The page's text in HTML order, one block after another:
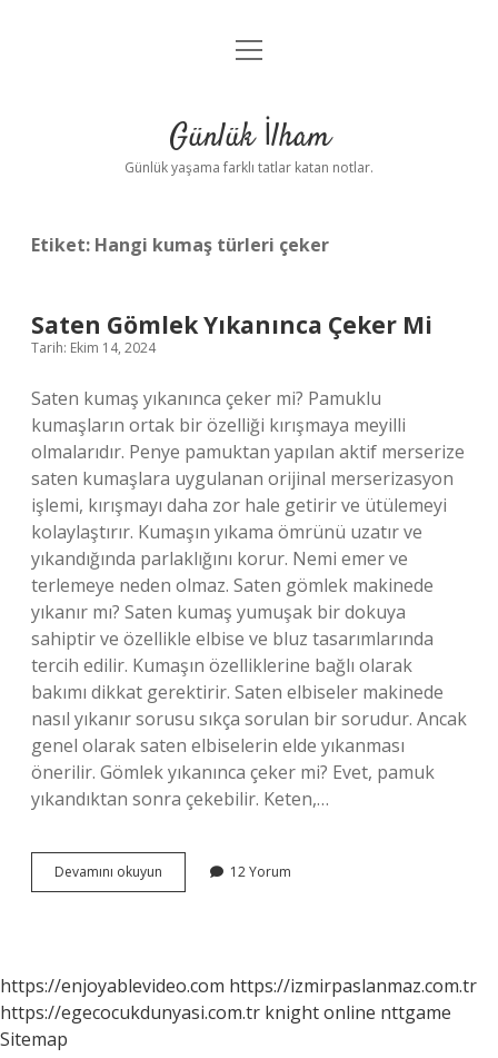
Anasayfa
Yasal Uyarı
menüyü
Günlük İlham
Günlük yaşama farklı tatlar katan notlar.
Etiket: Hangi kumaş türleri çeker
Saten Gömlek Yıkanınca Çeker Mi
Tarih: Ekim 14, 2024
Saten kumaş yıkanınca çeker mi? Pamuklu
kumaşların ortak bir özelliği kırışmaya meyilli
olmalarıdır. Penye pamuktan yapılan aktif merserize
saten kumaşlara uygulanan orijinal merserizasyon
işlemi, kırışmayı daha zor hale getirir ve ütülemeyi
kolaylaştırır. Kumaşın yıkama ömrünü uzatır ve
yıkandığında parlaklığını korur. Nemi emer ve
terlemeye neden olmaz. Saten gömlek makinede
yıkanır mı? Saten kumaş yumuşak bir dokuya
sahiptir ve özellikle elbise ve bluz tasarımlarında
tercih edilir. Kumaşın özelliklerine bağlı olarak
bakımı dikkat gerektirir. Saten elbiseler makinede
nasıl yıkanır sorusu sıkça sorulan bir sorudur. Ancak
genel olarak saten elbiselerin elde yıkanması
önerilir. Gömlek yıkanınca çeker mi? Evet, pamuk
yıkandıktan sonra çekebilir. Keten,…
Devamını okuyun
Gömlek
12 Yorum
https://enjoyablevideo.com https://izmirpaslanmaz.com.tr
https://egecocukdunyasi.com.tr knight online nttgame
Sitemap